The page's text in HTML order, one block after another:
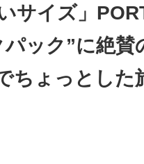
IT製品の
サイズ」
ック”に絶賛
ちょっとした